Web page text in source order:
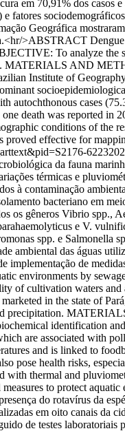
em 70,91% dos casos
fatores
Geográfica
>ABSTRACT
To analyze the
MATERIALS AND
Institute of
cases
death was reported in
conditions of the
effective for
da fauna
térmicas e
à contaminação
bacteriano em
gêneros Vibrio spp.,
e V.
spp. e Salmonella
das águas
de
environments by
of cultivation waters
in the state of
precipitation.
identification
are associated with
and is linked to
pose health risks,
thermal and
to protect aquatic
do rotavírus da
em oito canais
de testes